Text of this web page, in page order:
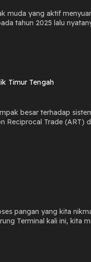
terhadap
yang lebih tanggap
Timur Tengah
besar terhadap
Di tengah situasi global
pangannya sendiri?
pangan yang kita
Terminal kali ini, kita
hanya sebagai bagian
selalu terlihat. Mulai
pertanian hari ini, dan